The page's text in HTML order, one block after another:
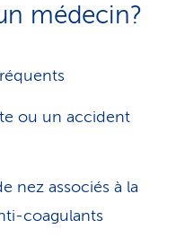
médecin?
ou un accident
nez associés à la
coagulants